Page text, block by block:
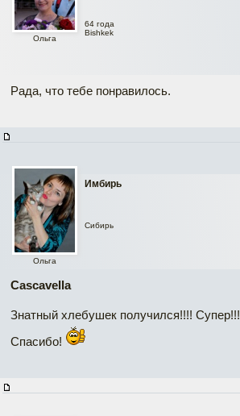
Ольга
64 года
Bishkek
Рада, что тебе понравилось.
Имбирь
Ольга
Сибирь
Cascavella
Знатный хлебушек получился!!!! Супер!!!
Спасибо!